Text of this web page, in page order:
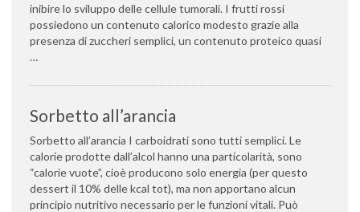
inibire lo sviluppo delle cellule tumorali. I frutti rossi
possiedono un contenuto calorico modesto grazie alla
presenza di zuccheri semplici, un contenuto proteico quasi
…
Sorbetto all’arancia
Sorbetto all’arancia I carboidrati sono tutti semplici. Le
calorie prodotte dall’alcol hanno una particolarità, sono
“calorie vuote”, cioè producono solo energia (per questo
dessert il 10% delle kcal tot), ma non apportano alcun
principio nutritivo necessario per le funzioni vitali. Può